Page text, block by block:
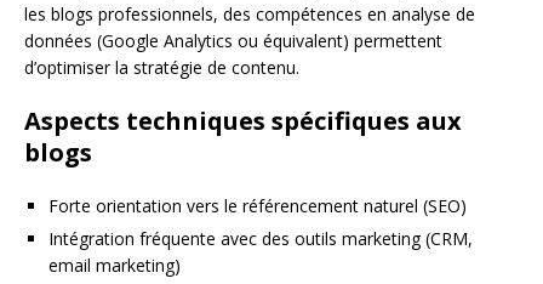
les blogs professionnels, des compétences en analyse de
données (Google Analytics ou équivalent) permettent
d’optimiser la stratégie de contenu.
Aspects techniques spécifiques aux
blogs
Forte orientation vers le référencement naturel (SEO)
Intégration fréquente avec des outils marketing (CRM,
email marketing)